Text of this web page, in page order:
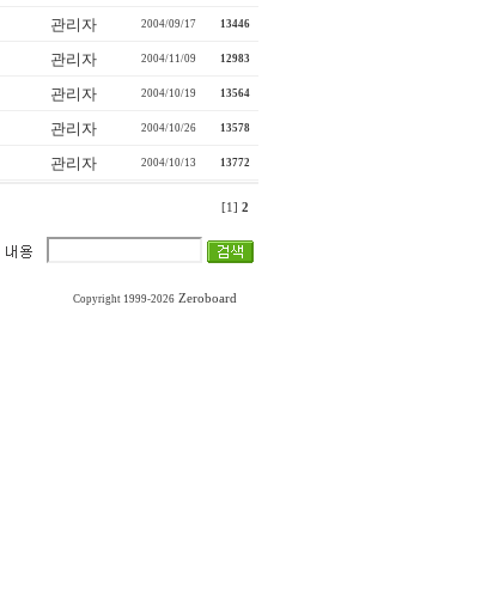
관리자 2004/09/17 13446
관리자 2004/11/09 12983
관리자 2004/10/19 13564
관리자 2004/10/26 13578
관리자 2004/10/13 13772
[1] 2
Copyright 1999-2026 Zeroboard